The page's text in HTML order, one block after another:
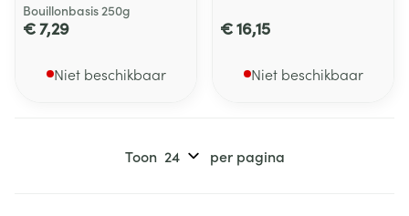
Bouillonbasis 250g
€ 7,29
Niet beschikbaar
€ 16,15
Niet beschikbaar
Toon per pagina